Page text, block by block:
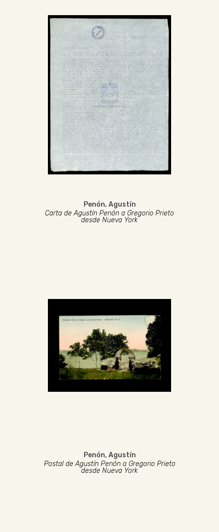
Penón, Agustín
Carta de Agustín Penón a Gregorio Prieto
desde Nueva York
Penón, Agustín
Postal de Agustín Penón a Gregorio Prieto
desde Nueva York